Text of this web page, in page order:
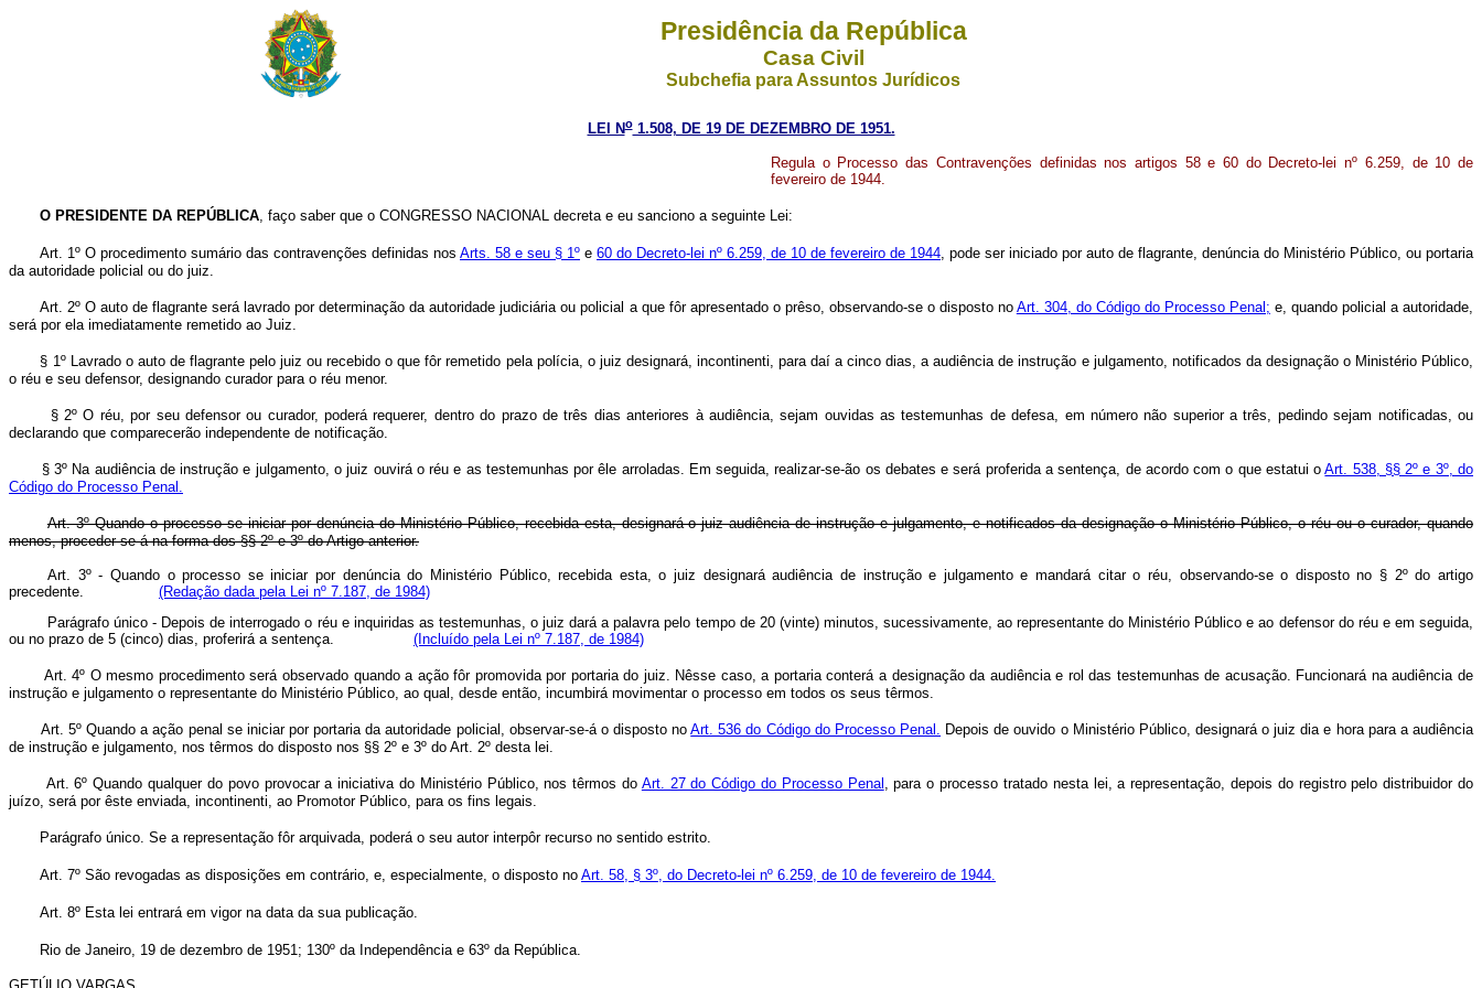
Presidência da República
Casa Civil
Subchefia para Assuntos Jurídicos
LEI No1.508, DE 19 DE DEZEMBRO DE 1951.
Regula o Processo das Contravenções definidas nos artigos 58 e 60 do Decreto-lei nº 6.259, de 10 de
fevereiro de 1944.
O PRESIDENTE DA REPÚBLICA, faço saber que o CONGRESSO NACIONAL decreta e eu sanciono a seguinte Lei:
Art. 1º O procedimento sumário das contravenções definidas nos Arts. 58 e seu § 1º e 60 do Decreto-lei nº 6.259, de 10 de fevereiro de 1944, pode ser iniciado por auto de flagrante, denúncia do Ministério Público, ou portaria
da autoridade policial ou do juiz.
Art. 2º O auto de flagrante será lavrado por determinação da autoridade judiciária ou policial a que fôr apresentado o prêso, observando-se o disposto no Art. 304, do Código do Processo Penal; e, quando policial a autoridade,
será por ela imediatamente remetido ao Juiz.
§ 1º Lavrado o auto de flagrante pelo juiz ou recebido o que fôr remetido pela polícia, o juiz designará, incontinenti, para daí a cinco dias, a audiência de instrução e julgamento, notificados da designação o Ministério Público,
o réu e seu defensor, designando curador para o réu menor.
§ 2º O réu, por seu defensor ou curador, poderá requerer, dentro do prazo de três dias anteriores à audiência, sejam ouvidas as testemunhas de defesa, em número não superior a três, pedindo sejam notificadas, ou
declarando que comparecerão independente de notificação.
§ 3º Na audiência de instrução e julgamento, o juiz ouvirá o réu e as testemunhas por êle arroladas. Em seguida, realizar-se-ão os debates e será proferida a sentença, de acordo com o que estatui oArt. 538, §§ 2º e 3º, do
Código do Processo Penal.
Art. 3º Quando o processo se iniciar por denúncia do Ministério Público, recebida esta, designará o juiz audiência de instrução e julgamento, e notificados da designação o Ministério Público, o réu ou o curador, quando
menos, proceder-se-á na forma dos §§ 2º e 3º do Artigo anterior.
Art. 3º - Quando o processo se iniciar por denúncia do Ministério Público, recebida esta, o juiz designará audiência de instrução e julgamento e mandará citar o réu, observando-se o disposto no § 2º do artigo
precedente. (Redação dada pela Lei nº 7.187, de 1984)
Parágrafo único - Depois de interrogado o réu e inquiridas as testemunhas, o juiz dará a palavra pelo tempo de 20 (vinte) minutos, sucessivamente, ao representante do Ministério Público e ao defensor do réu e em seguida,
ou no prazo de 5 (cinco) dias, proferirá a sentença. (Incluído pela Lei nº 7.187, de 1984)
Art. 4º O mesmo procedimento será observado quando a ação fôr promovida por portaria do juiz. Nêsse caso, a portaria conterá a designação da audiência e rol das testemunhas de acusação. Funcionará na audiência de
instrução e julgamento o representante do Ministério Público, ao qual, desde então, incumbirá movimentar o processo em todos os seus têrmos.
Art. 5º Quando a ação penal se iniciar por portaria da autoridade policial, observar-se-á o disposto noArt. 536 do Código do Processo Penal. Depois de ouvido o Ministério Público, designará o juiz dia e hora para a audiência
de instrução e julgamento, nos têrmos do disposto nos §§ 2º e 3º do Art. 2º desta lei.
Art. 6º Quando qualquer do povo provocar a iniciativa do Ministério Público, nos têrmos do Art. 27 do Código do Processo Penal , para o processo tratado nesta lei, a representação, depois do registro pelo distribuidor do
juízo, será por êste enviada, incontinenti, ao Promotor Público, para os fins legais.
Parágrafo único. Se a representação fôr arquivada, poderá o seu autor interpôr recurso no sentido estrito.
Art. 7º São revogadas as disposições em contrário, e, especialmente, o disposto no Art. 58, § 3º, do Decreto-lei nº 6.259, de 10 de fevereiro de 1944.
Art. 8º Esta lei entrará em vigor na data da sua publicação.
Rio de Janeiro, 19 de dezembro de 1951; 130º da Independência e 63º da República.